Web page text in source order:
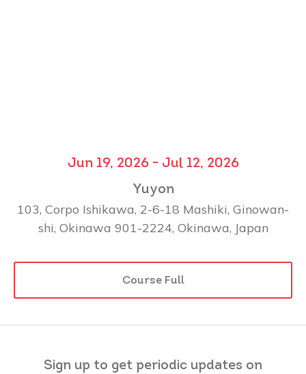
Jun 19, 2026 - Jul 12, 2026
Yuyon
103, Corpo Ishikawa, 2-6-18 Mashiki, Ginowan-
shi, Okinawa 901-2224, Okinawa, Japan
Course Full
Sign up to get periodic updates on